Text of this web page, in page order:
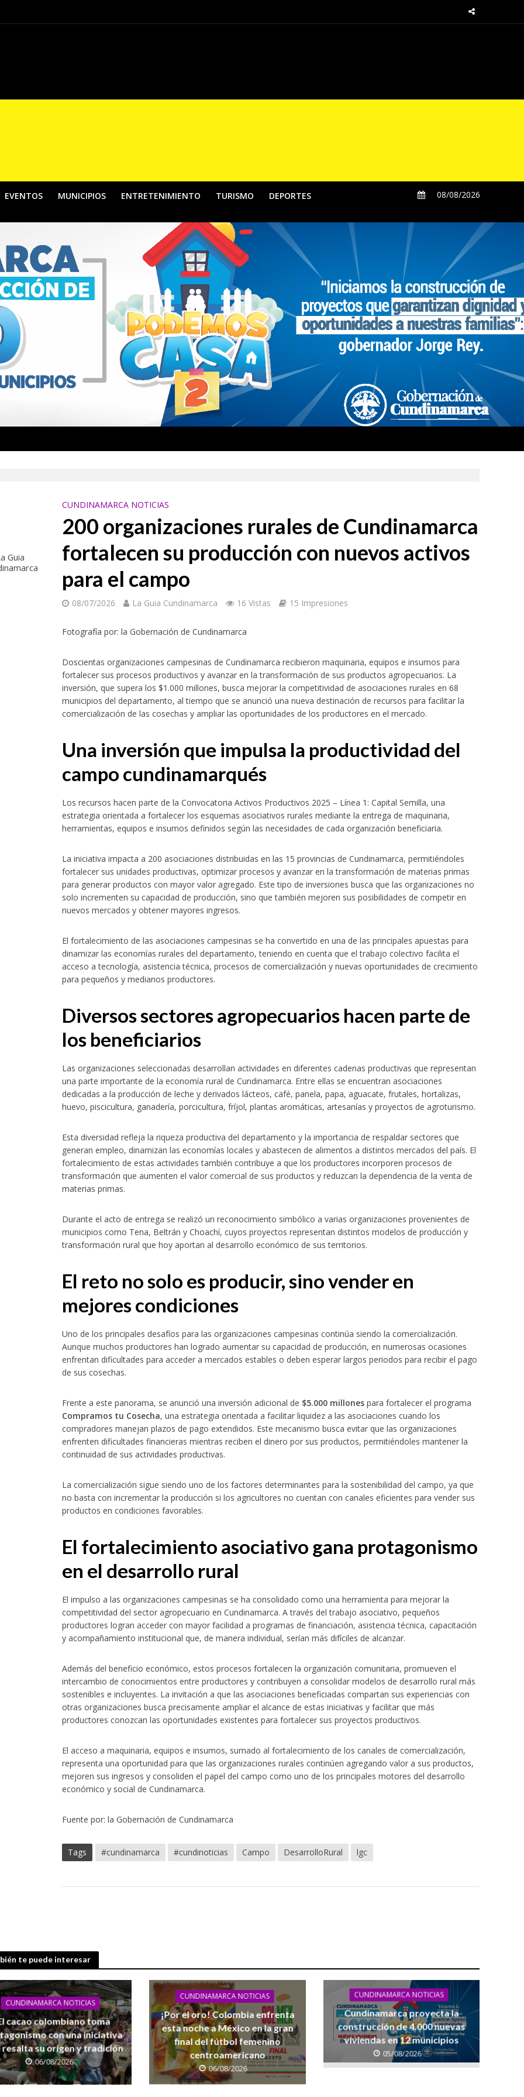
El País de la Belleza”, una apuesta por fortalecer los contenidos digitales desde las regiones
escenario de una batalla que promete hacer historia este sábado
enfrenta esta noche a México en la gran final del fútbol femenino centroamericano
pondrá en el centro del debate el turismo responsable y sostenible con actividades en Bogotá y Guasca
de formación deportiva continúan ampliando su presencia en Colombia
la construcción de 4.000 nuevas viviendas en 12 municipios
de Cundinamarca fortalece su estrategia comercial con nuevo distribuidor para Bogotá y el departamento
una nueva edición con la mirada puesta en la competitividad del sector cuero y calzado
EVENTOS MUNICIPIOS ENTRETENIMIENTO TURISMO DEPORTES 08/08/2026
Guia
CUNDINAMARCA NOTICIAS
200 organizaciones rurales de Cundinamarca
fortalecen su producción con nuevos activos
para el campo
08/07/2026 La Guia Cundinamarca 16 Vistas 15 Impresiones
Fotografía por: la Gobernación de Cundinamarca
Doscientas organizaciones campesinas de Cundinamarca recibieron maquinaria, equipos e insumos para
fortalecer sus procesos productivos y avanzar en la transformación de sus productos agropecuarios. La
inversión, que supera los $1.000 millones, busca mejorar la competitividad de asociaciones rurales en 68
municipios del departamento, al tiempo que se anunció una nueva destinación de recursos para facilitar la
comercialización de las cosechas y ampliar las oportunidades de los productores en el mercado.
Una inversión que impulsa la productividad del
campo cundinamarqués
Los recursos hacen parte de la Convocatoria Activos Productivos 2025 – Línea 1: Capital Semilla, una
estrategia orientada a fortalecer los esquemas asociativos rurales mediante la entrega de maquinaria,
herramientas, equipos e insumos definidos según las necesidades de cada organización beneficiaria.
La iniciativa impacta a 200 asociaciones distribuidas en las 15 provincias de Cundinamarca, permitiéndoles
fortalecer sus unidades productivas, optimizar procesos y avanzar en la transformación de materias primas
para generar productos con mayor valor agregado. Este tipo de inversiones busca que las organizaciones no
solo incrementen su capacidad de producción, sino que también mejoren sus posibilidades de competir en
nuevos mercados y obtener mayores ingresos.
El fortalecimiento de las asociaciones campesinas se ha convertido en una de las principales apuestas para
dinamizar las economías rurales del departamento, teniendo en cuenta que el trabajo colectivo facilita el
acceso a tecnología, asistencia técnica, procesos de comercialización y nuevas oportunidades de crecimiento
para pequeños y medianos productores.
Diversos sectores agropecuarios hacen parte de
los beneficiarios
Las organizaciones seleccionadas desarrollan actividades en diferentes cadenas productivas que representan
una parte importante de la economía rural de Cundinamarca. Entre ellas se encuentran asociaciones
dedicadas a la producción de leche y derivados lácteos, café, panela, papa, aguacate, frutales, hortalizas,
huevo, piscicultura, ganadería, porcicultura, fríjol, plantas aromáticas, artesanías y proyectos de agroturismo.
Esta diversidad refleja la riqueza productiva del departamento y la importancia de respaldar sectores que
generan empleo, dinamizan las economías locales y abastecen de alimentos a distintos mercados del país. El
fortalecimiento de estas actividades también contribuye a que los productores incorporen procesos de
transformación que aumenten el valor comercial de sus productos y reduzcan la dependencia de la venta de
materias primas.
Durante el acto de entrega se realizó un reconocimiento simbólico a varias organizaciones provenientes de
municipios como Tena, Beltrán y Choachí, cuyos proyectos representan distintos modelos de producción y
transformación rural que hoy aportan al desarrollo económico de sus territorios.
El reto no solo es producir, sino vender en
mejores condiciones
Uno de los principales desafíos para las organizaciones campesinas continúa siendo la comercialización.
Aunque muchos productores han logrado aumentar su capacidad de producción, en numerosas ocasiones
enfrentan dificultades para acceder a mercados estables o deben esperar largos periodos para recibir el pago
de sus cosechas.
Frente a este panorama, se anunció una inversión adicional de $5.000 millones para fortalecer el programa
Compramos tu Cosecha, una estrategia orientada a facilitar liquidez a las asociaciones cuando los
compradores manejan plazos de pago extendidos. Este mecanismo busca evitar que las organizaciones
enfrenten dificultades financieras mientras reciben el dinero por sus productos, permitiéndoles mantener la
continuidad de sus actividades productivas.
La comercialización sigue siendo uno de los factores determinantes para la sostenibilidad del campo, ya que
no basta con incrementar la producción si los agricultores no cuentan con canales eficientes para vender sus
productos en condiciones favorables.
El fortalecimiento asociativo gana protagonismo
en el desarrollo rural
El impulso a las organizaciones campesinas se ha consolidado como una herramienta para mejorar la
competitividad del sector agropecuario en Cundinamarca. A través del trabajo asociativo, pequeños
productores logran acceder con mayor facilidad a programas de financiación, asistencia técnica, capacitación
y acompañamiento institucional que, de manera individual, serían más difíciles de alcanzar.
Además del beneficio económico, estos procesos fortalecen la organización comunitaria, promueven el
intercambio de conocimientos entre productores y contribuyen a consolidar modelos de desarrollo rural más
sostenibles e incluyentes. La invitación a que las asociaciones beneficiadas compartan sus experiencias con
otras organizaciones busca precisamente ampliar el alcance de estas iniciativas y facilitar que más
productores conozcan las oportunidades existentes para fortalecer sus proyectos productivos.
El acceso a maquinaria, equipos e insumos, sumado al fortalecimiento de los canales de comercialización,
representa una oportunidad para que las organizaciones rurales continúen agregando valor a sus productos,
mejoren sus ingresos y consoliden el papel del campo como uno de los principales motores del desarrollo
económico y social de Cundinamarca.
Fuente por: la Gobernación de Cundinamarca
Tags #cundinamarca #cundinoticias Campo DesarrolloRural lgc
te puede interesar
CUNDINAMARCA NOTICIAS
cacao colombiano toma
con una iniciativa
resalta su origen y tradición
06/08/2026
CUNDINAMARCA NOTICIAS
¡Por el oro! Colombia enfrenta
esta noche a México en la gran
final del fútbol femenino
centroamericano
06/08/2026
CUNDINAMARCA NOTICIAS
Cundinamarca proyecta la
construcción de 4.000 nuevas
viviendas en 12 municipios
05/08/2026